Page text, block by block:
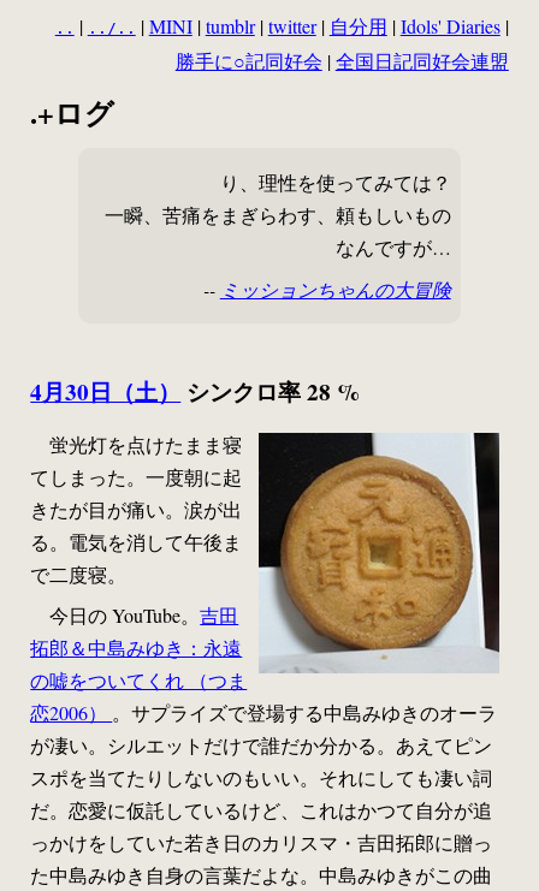
.. | ../.. |MINI|tumblr|twitter| 自分用 |Idols' Diaries|
勝手に○記同好会 |全国日記同好会連盟
.+ログ
り、理性を使ってみては？
一瞬、苦痛をまぎらわす、頼もしいもの
なんですが…
-- ミッションちゃんの大冒険
4月30日（土） シンクロ率 28 %
蛍光灯を点けたまま寝
てしまった。一度朝に起
きたが目が痛い。涙が出
る。電気を消して午後ま
で二度寝。
今日の YouTube。吉田
拓郎＆中島みゆき：永遠
の嘘をついてくれ （つま
恋2006） 。サプライズで登場する中島みゆきのオーラ
が凄い。シルエットだけで誰だか分かる。あえてピン
スポを当てたりしないのもいい。それにしても凄い詞
だ。恋愛に仮託しているけど、これはかつて自分が追
っかけをしていた若き日のカリスマ・吉田拓郎に贈っ
た中島みゆき自身の言葉だよな。中島みゆきがこの曲